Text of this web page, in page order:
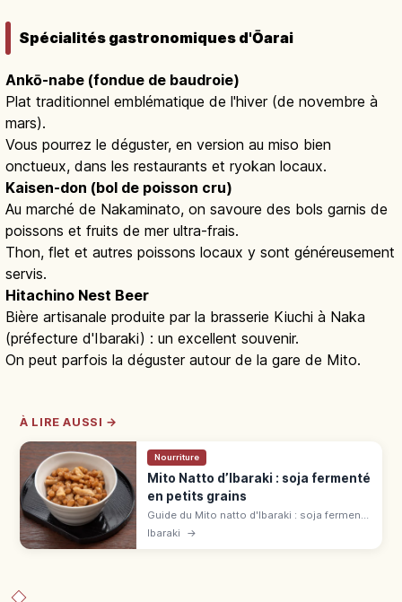
Spécialités gastronomiques d'Ōarai
Ankō-nabe (fondue de baudroie)
Plat traditionnel emblématique de l'hiver (de novembre à
mars).
Vous pourrez le déguster, en version au miso bien
onctueux, dans les restaurants et ryokan locaux.
Kaisen-don (bol de poisson cru)
Au marché de Nakaminato, on savoure des bols garnis de
poissons et fruits de mer ultra-frais.
Thon, flet et autres poissons locaux y sont généreusement
servis.
Hitachino Nest Beer
Bière artisanale produite par la brasserie Kiuchi à Naka
(préfecture d'Ibaraki) : un excellent souvenir.
On peut parfois la déguster autour de la gare de Mito.
À LIRE AUSSI →
Nourriture
Mito Natto d’Ibaraki : soja fermenté
en petits grains
Guide du Mito natto d'Ibaraki : soja fermenté
en petits grains au parfum de paille, idées
Ibaraki →